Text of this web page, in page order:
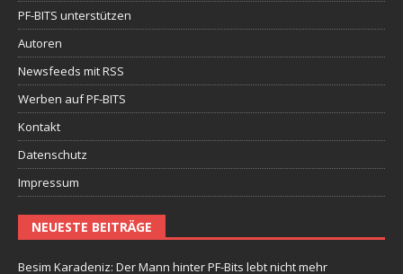
PF-BITS unterstützen
Autoren
Newsfeeds mit RSS
Werben auf PF-BITS
Kontakt
Datenschutz
Impressum
NEUESTE BEITRÄGE
Besim Karadeniz: Der Mann hinter PF-Bits lebt nicht mehr